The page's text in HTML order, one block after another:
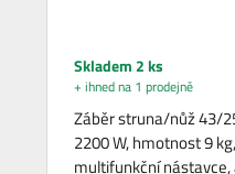
Skladem 2 ks
+ ihned na 1 prodejně
Záběr struna/nůž 43/
2200 W, hmotnost 9
multifunkční